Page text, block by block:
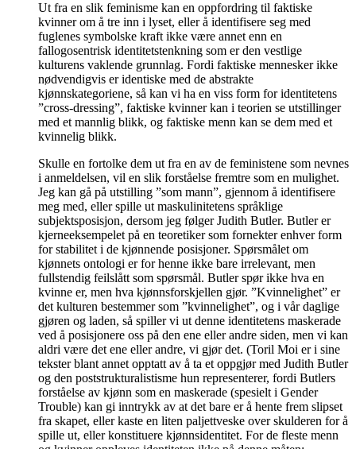
Ut fra en slik feminisme kan en oppfordring til faktiske
kvinner om å tre inn i lyset, eller å identifisere seg med
fuglenes symbolske kraft ikke være annet enn en
fallogosentrisk identitetstenkning som er den vestlige
kulturens vaklende grunnlag. Fordi faktiske mennesker ikke
nødvendigvis er identiske med de abstrakte
kjønnskategoriene, så kan vi ha en viss form for identitetens
”cross-dressing”, faktiske kvinner kan i teorien se utstillinger
med et mannlig blikk, og faktiske menn kan se dem med et
kvinnelig blikk.
Skulle en fortolke dem ut fra en av de feministene som nevnes
i anmeldelsen, vil en slik forståelse fremtre som en mulighet.
Jeg kan gå på utstilling ”som mann”, gjennom å identifisere
meg med, eller spille ut maskulinitetens språklige
subjektsposisjon, dersom jeg følger Judith Butler. Butler er
kjerneeksempelet på en teoretiker som fornekter enhver form
for stabilitet i de kjønnende posisjoner. Spørsmålet om
kjønnets ontologi er for henne ikke bare irrelevant, men
fullstendig feilslått som spørsmål. Butler spør ikke hva en
kvinne er, men hva kjønnsforskjellen gjør. ”Kvinnelighet” er
det kulturen bestemmer som ”kvinnelighet”, og i vår daglige
gjøren og laden, så spiller vi ut denne identitetens maskerade
ved å posisjonere oss på den ene eller andre siden, men vi kan
aldri være det ene eller andre, vi gjør det. (Toril Moi er i sine
tekster blant annet opptatt av å ta et oppgjør med Judith Butler
og den poststrukturalistisme hun representerer, fordi Butlers
forståelse av kjønn som en maskerade (spesielt i Gender
Trouble) kan gi inntrykk av at det bare er å hente frem slipset
fra skapet, eller kaste en liten paljettveske over skulderen for å
spille ut, eller konstituere kjønnsidentitet. For de fleste menn